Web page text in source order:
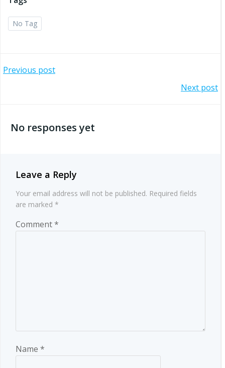
No Tag
Post
Previous post
navigation
Next post
No responses yet
Leave a Reply
Your email address will not be published. Required fields
are marked *
Comment*
Name *